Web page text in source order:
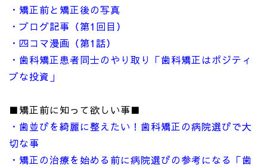
・矯正前と矯正後の写真
・ブログ記事（第1回目）
・四コマ漫画（第1話）
・歯科矯正患者同士のやり取り「歯科矯正はポジティ
ブな投資」
■矯正前に知って欲しい事■
・歯並びを綺麗に整えたい！歯科矯正の病院選びで大
切な事
・矯正の治療を始める前に病院選びの参考になる「歯